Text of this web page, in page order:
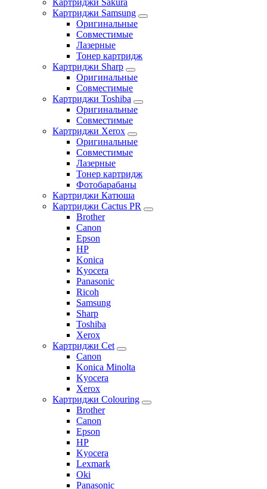
Картриджи Sakura
Картриджи Samsung
Оригинальные
Совместимые
Лазерные
Тонер картридж
Картриджи Sharp
Оригинальные
Совместимые
Картриджи Toshiba
Оригинальные
Совместимые
Картриджи Xerox
Оригинальные
Совместимые
Лазерные
Тонер картридж
Фотобарабаны
Картриджи Катюша
Картриджи Cactus PR
Brother
Canon
Epson
HP
Konica
Kyocera
Panasonic
Ricoh
Samsung
Sharp
Toshiba
Xerox
Картриджи Cet
Canon
Konica Minolta
Kyocera
Xerox
Картриджи Colouring
Brother
Canon
Epson
HP
Kyocera
Lexmark
Oki
Panasonic